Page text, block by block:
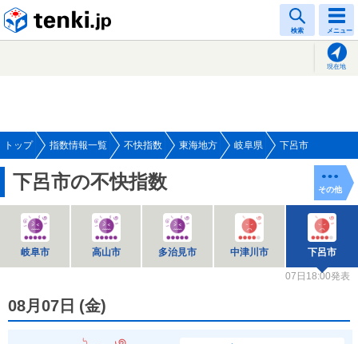
検索 メニュー
現在地
トップ 指数情報一覧 不快指数 東海地方 岐阜県 下呂市
下呂市の不快指数
岐阜市 高山市 多治見市 中津川市 下呂市
その他
07日18:00発表
08月07日 (金)